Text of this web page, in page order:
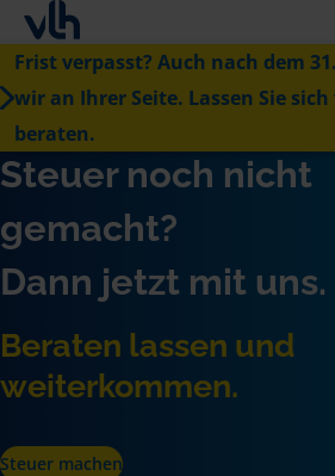
Frist verpasst? Auch nach dem
wir an Ihrer Seite. Lassen Sie
beraten.
Steuer noch nicht
gemacht?
Dann jetzt mit uns.
Beraten lassen und
weiterkommen.
Steuer machen